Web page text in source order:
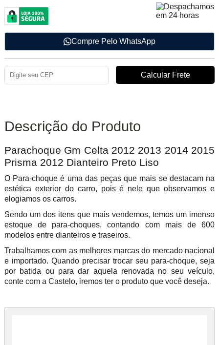
Compre Pelo WhatsApp
Descrição do Produto
Parachoque Gm Celta 2012 2013 2014 2015
Prisma 2012 Dianteiro Preto Liso
O Para-choque é uma das peças que mais se destacam na
estética exterior do carro, pois é nele que observamos e
elogiamos os carros.
Sendo um dos itens que mais vendemos, temos um imenso
estoque de para-choques, contando com mais de 600
modelos entre dianteiros e traseiros.
Trabalhamos com as melhores marcas do mercado nacional
e importado. Quando precisar trocar seu para-choque, seja
por batida ou para dar aquela renovada no seu veículo,
conte com a Castelo, iremos ter o produto que você deseja.